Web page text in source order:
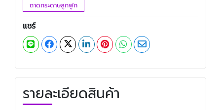
ถาดกระดาษลูกฟูก
แชร์
รายละเอียดสินค้า